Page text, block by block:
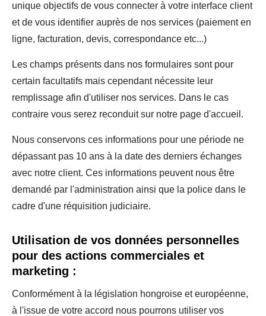
unique objectifs de vous connecter à votre interface client
et de vous identifier auprès de nos services (paiement en
ligne, facturation, devis, correspondance etc...)
Les champs présents dans nos formulaires sont pour
certain facultatifs mais cependant nécessite leur
remplissage afin d'utiliser nos services. Dans le cas
contraire vous serez reconduit sur notre page d'accueil.
Nous conservons ces informations pour une période ne
dépassant pas 10 ans à la date des derniers échanges
avec notre client. Ces informations peuvent nous être
demandé par l'administration ainsi que la police dans le
cadre d'une réquisition judiciaire.
Utilisation de vos données personnelles
pour des actions commerciales et
marketing :
Conformément à la législation hongroise et européenne,
à l'issue de votre accord nous pourrons utiliser vos